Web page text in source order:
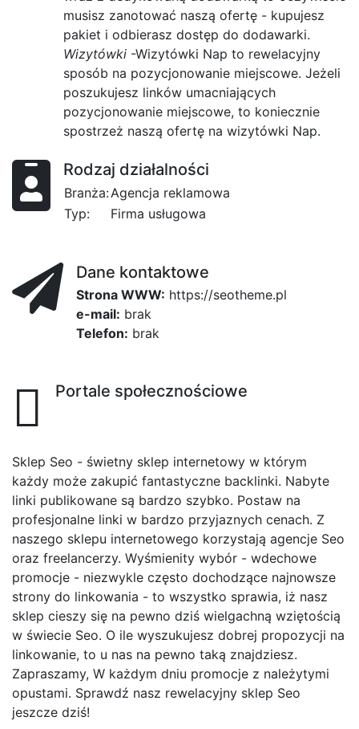
musisz zanotować naszą ofertę - kupujesz
pakiet i odbierasz dostęp do dodawarki.
Wizytówki -Wizytówki Nap to rewelacyjny
sposób na pozycjonowanie miejscowe. Jeżeli
poszukujesz linków umacniających
pozycjonowanie miejscowe, to koniecznie
spostrzeż naszą ofertę na wizytówki Nap.
Rodzaj działalności
Branża:Agencja reklamowa
Typ:
Firma usługowa
Dane kontaktowe
Strona WWW: https://seotheme.pl
e-mail: brak
Telefon: brak
Portale społecznościowe
Sklep Seo - świetny sklep internetowy w którym
każdy może zakupić fantastyczne backlinki. Nabyte
linki publikowane są bardzo szybko. Postaw na
profesjonalne linki w bardzo przyjaznych cenach. Z
naszego sklepu internetowego korzystają agencje Seo
oraz freelancerzy. Wyśmienity wybór - wdechowe
promocje - niezwykle często dochodzące najnowsze
strony do linkowania - to wszystko sprawia, iż nasz
sklep cieszy się na pewno dziś wielgachną wziętością
w świecie Seo. O ile wyszukujesz dobrej propozycji na
linkowanie, to u nas na pewno taką znajdziesz.
Zapraszamy, W każdym dniu promocje z należytymi
opustami. Sprawdź nasz rewelacyjny sklep Seo
jeszcze dziś!